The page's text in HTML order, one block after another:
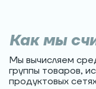
Как мы
Мы вычисляем
группы товаров,
продуктовых